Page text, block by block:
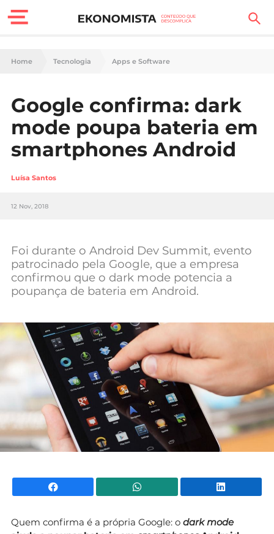
Finanças Pessoais
Carreira
Casa
Lifestyle
Sociedade
Negócios
Mundial 2026
Home Tecnologia Apps e Software
Google confirma: dark
mode poupa bateria em
smartphones Android
Luísa Santos
12 Nov, 2018
Foi durante o Android Dev Summit, evento
patrocinado pela Google, que a empresa
confirmou que o dark mode potencia a
poupança de bateria em Android.
Facebook WhatsApp
Quem confirma é a própria Google: o dark mode